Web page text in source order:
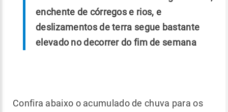
enchente de córregos e rios, e
deslizamentos de terra segue bastante
elevado no decorrer do fim de semana
Confira abaixo o acumulado de chuva para os